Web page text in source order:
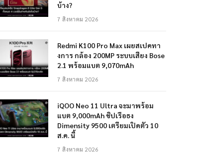
บ้าง?
7 สิงหาคม 2026
Redmi K100 Pro Max เผยสเปคทา
งการ กล้อง 200MP ระบบเสียง Bose
2.1 พร้อมแบต 9,070mAh
7 สิงหาคม 2026
iQOO Neo 11 Ultra จะมาพร้อม
แบต 9,000mAh ชิปเรือธง
Dimensity 9500 เตรียมเปิดตัว 10
ส.ค. นี้
7 สิงหาคม 2026